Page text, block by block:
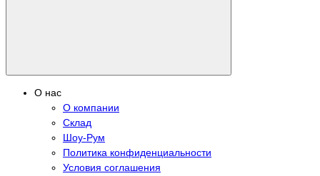
О нас
О компании
Склад
Шоу-Рум
Политика конфиденциальности
Условия соглашения